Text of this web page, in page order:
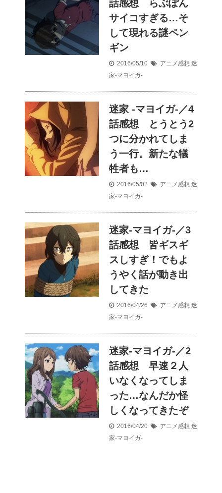
話感想 らぶぽん
サイコすぎる…そ
して現れる謎ペン
ギン
2016/05/10 アニメ感想 迷
家-マヨイガ-
迷家 -マヨイガ-／4
話感想 とうとう2
つに分かれてしま
う一行。新たな犠
牲者も…
2016/05/02 アニメ感想 迷
家-マヨイガ-
迷家-マヨイガ-／3
話感想 皆ギスギ
スしすぎ！でもよ
うやく話が動き出
してきた
2016/04/26 アニメ感想 迷
家-マヨイガ-
迷家-マヨイガ-／2
話感想 早速２人
いなくなってしま
った…なんだか怪
しくなってきたぞ
2016/04/20 アニメ感想 迷
家-マヨイガ-